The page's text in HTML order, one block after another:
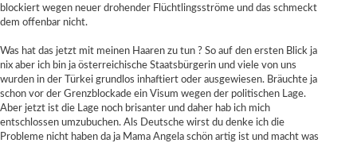
blockiert wegen neuer drohender Flüchtlingsströme und das schmeckt
dem offenbar nicht.
Was hat das jetzt mit meinen Haaren zu tun ? So auf den ersten Blick ja
nix aber ich bin ja österreichische Staatsbürgerin und viele von uns
wurden in der Türkei grundlos inhaftiert oder ausgewiesen. Bräuchte ja
schon vor der Grenzblockade ein Visum wegen der politischen Lage.
Aber jetzt ist die Lage noch brisanter und daher hab ich mich
entschlossen umzubuchen. Als Deutsche wirst du denke ich die
Probleme nicht haben da ja Mama Angela schön artig ist und macht was